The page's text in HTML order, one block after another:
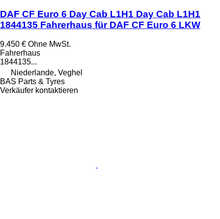
DAF CF Euro 6 Day Cab L1H1 Day Cab L1H1
1844135 Fahrerhaus für DAF CF Euro 6 LKW
9.450 € Ohne MwSt.
Fahrerhaus
1844135...
Niederlande, Veghel
BAS Parts & Tyres
Verkäufer kontaktieren